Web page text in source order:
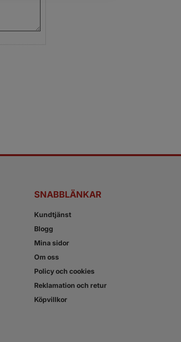
SNABBLÄNKAR
Kundtjänst
Blogg
Mina sidor
Om oss
Policy och cookies
Reklamation och retur
Köpvillkor